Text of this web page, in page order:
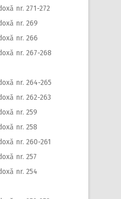
nr. 271-272
nr. 269
nr. 266
nr. 267-268
nr. 264-265
nr. 262-263
nr. 259
nr. 258
nr. 260-261
nr. 257
nr. 254